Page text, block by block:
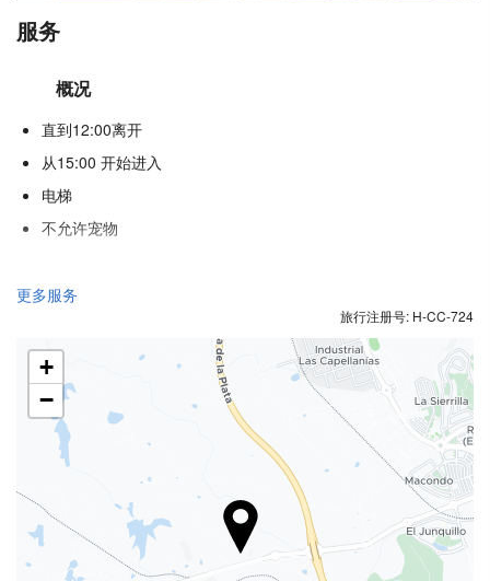
服务
概况
直到12:00离开
从15:00 开始进入
电梯
不允许宠物
食品与饮品
酒巴
内部咖啡店
健康
土耳其浴
三温暖
更多服务
旅行注册号: H-CC-724
+
−